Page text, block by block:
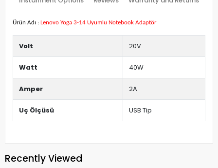
Ürün Adı : Lenovo Yoga 3-14 Uyumlu Notebook Adaptör
Volt 20V
Watt 40W
Amper 2A
Uç Ölçüsü USB Tip
Recently Viewed